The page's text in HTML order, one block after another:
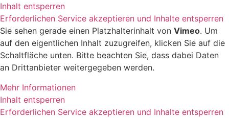
Inhalt entsperren
Erforderlichen Service akzeptieren und Inhalte entsperren
Sie sehen gerade einen Platzhalterinhalt von Vimeo. Um
auf den eigentlichen Inhalt zuzugreifen, klicken Sie auf die
Schaltfläche unten. Bitte beachten Sie, dass dabei Daten
an Drittanbieter weitergegeben werden.
Mehr Informationen
Inhalt entsperren
Erforderlichen Service akzeptieren und Inhalte entsperren